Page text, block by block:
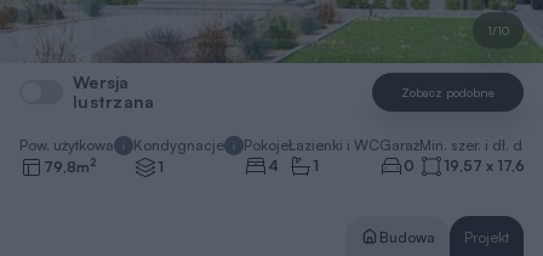
1/10
Wersja
lustrzana
Zobacz podobne
Pow. użytkowa
79,8m2
Kondygnacje
1
Pokoje
4
Łazienki i WC
1
Garaż
0
Min. szer. i dł.
19,57 x 17,62
Budowa Projekt